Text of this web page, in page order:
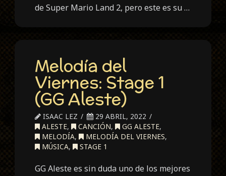
de Super Mario Land 2, pero este es su …
Melodía del
Viernes: Stage 1
(GG Aleste)
ISAAC LEZ
29 ABRIL, 2022
ALESTE, CANCIÓN, GG ALESTE,
MELODÍA, MELODÍA DEL VIERNES,
MÚSICA, STAGE 1
GG Aleste es sin duda uno de los mejores